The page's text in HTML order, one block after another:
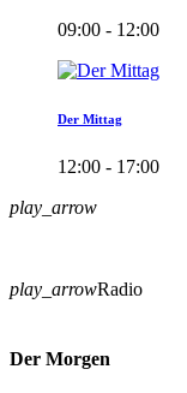
09:00 - 12:00
Der Mittag
12:00 - 17:00
play_arrow
play_arrowRadio
Der Morgen